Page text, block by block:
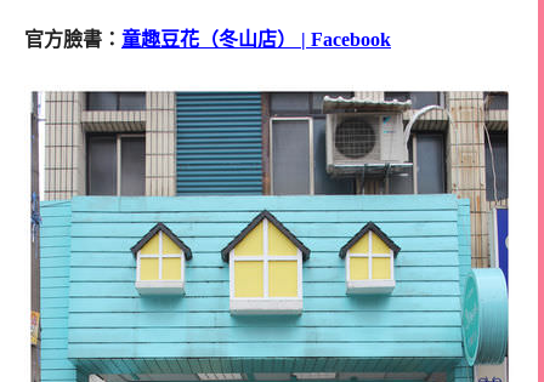
官方臉書： 童趣豆花（冬山店） | Facebook